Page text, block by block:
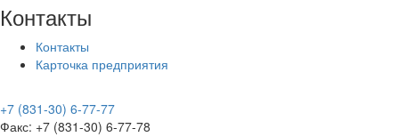
Контакты
Контакты
Карточка предприятия
+7 (831-30) 6-77-77
Факс: +7 (831-30) 6-77-78